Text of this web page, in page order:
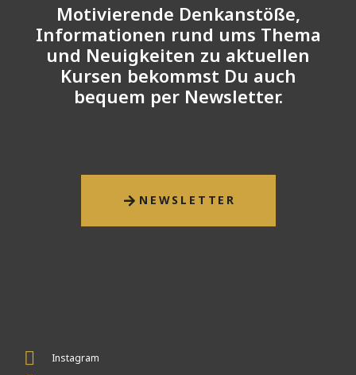
Motivierende Denkanstöße,
Informationen rund ums Thema
und Neuigkeiten zu aktuellen
Kursen bekommst Du auch
bequem per Newsletter.
NEWSLETTER
Instagram